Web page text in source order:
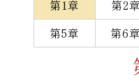
第1章 第2章
第5章
第6章